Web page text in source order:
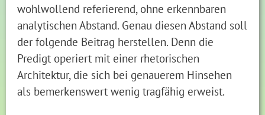
wohlwollend referierend, ohne erkennbaren
analytischen Abstand. Genau diesen Abstand soll
der folgende Beitrag herstellen. Denn die
Predigt operiert mit einer rhetorischen
Architektur, die sich bei genauerem Hinsehen
als bemerkenswert wenig tragfähig erweist.